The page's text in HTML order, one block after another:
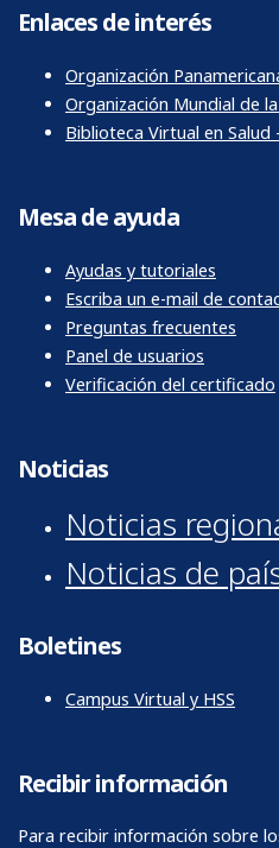
Enlaces de interés
Organización
Organización Mundial de
Biblioteca Virtual en Salud
Mesa de ayuda
Ayudas y tutoriales
Escriba un e-mail de
Preguntas frecuentes
Panel de usuarios
Verificación del certificado
Noticias
Noticias
Noticias de
Boletines
Campus Virtual y HSS
Recibir información
Para recibir información sobre